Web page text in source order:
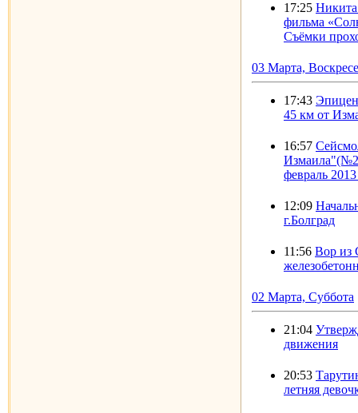
17:25
фильма
Съёмки
03 Марта,
17:43
45 км от
16:57
февраль
12:09
г.Болград
11:56 Вор из
02 Марта, Суббота
21:04
движения
20:53
летняя